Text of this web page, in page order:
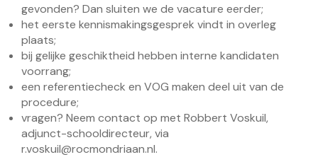
gevonden? Dan sluiten we de vacature eerder;
het eerste kennismakingsgesprek vindt in overleg
plaats;
bij gelijke geschiktheid hebben interne kandidaten
voorrang;
een referentiecheck en VOG maken deel uit van de
procedure;
vragen? Neem contact op met Robbert Voskuil,
adjunct-schooldirecteur, via
r.voskuil@rocmondriaan.nl.